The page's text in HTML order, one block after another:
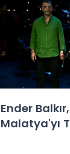
Ender
Malatya'yı